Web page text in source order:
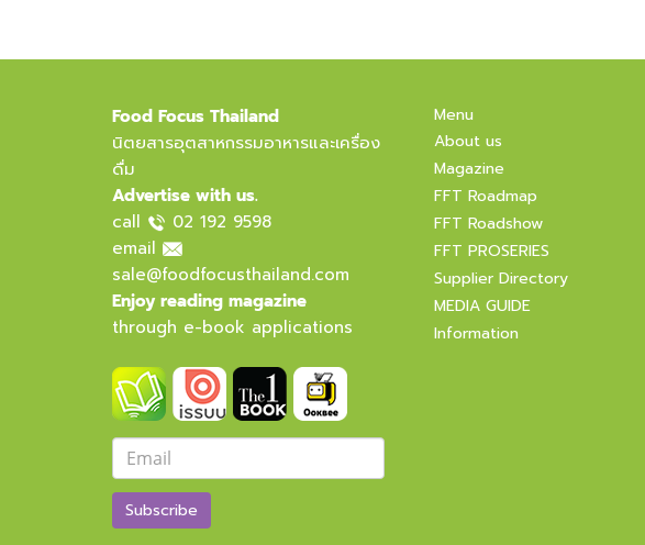
Food Focus Thailand
นิตยสารอุตสาหกรรมอาหารและเครื่อง
ดื่ม
Advertise with us.
call
02 192 9598
email
sale@foodfocusthailand.com
Enjoy reading magazine
through e-book applications
Subscribe
Menu
About us
Magazine
FFT Roadmap
FFT Roadshow
FFT PROSERIES
Supplier Directory
MEDIA GUIDE
Information